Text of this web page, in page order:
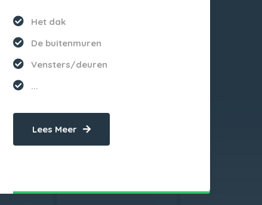
Het dak
De buitenmuren
Vensters/deuren
...
Lees Meer